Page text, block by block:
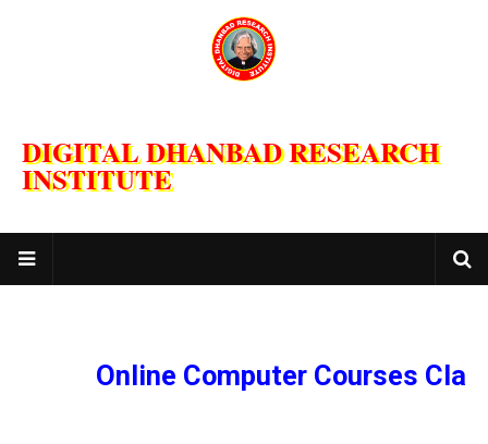
DIGITAL DHANBAD RESEARCH
INSTITUTE
Online Computer Courses Classes